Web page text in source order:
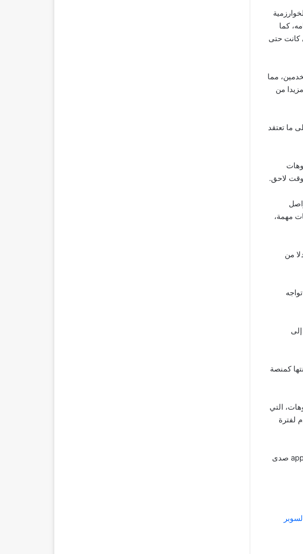
كما
كانت حتى
مما
من
ما تعتقد
لاحق.
مهمة،
من
كمنصة
التي
لفترة
The post «إنستغرام» تمنح مفاتيحها للمستخدمين appeared first on صدى